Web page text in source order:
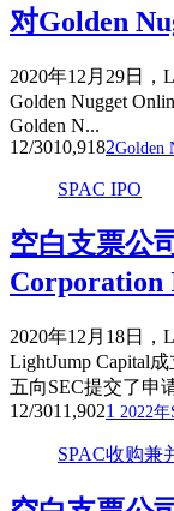
对Golden
2020年12月29日，
Golden Nugget
Golden N...
12/3010,9182Golden
SPAC IPO
空白支票公
Corporation
2020年12月18日，
LightJump Capital
五向SEC提交了申
12/3011,9021 2022
SPAC收购兼